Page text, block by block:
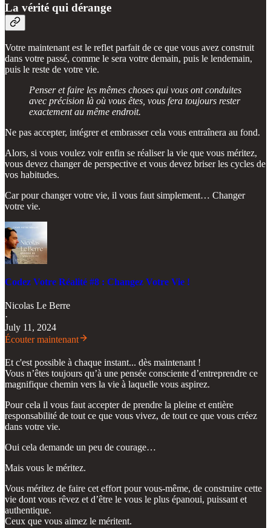
La vérité qui dérange
Votre maintenant est le reflet parfait de ce que vous avez construit
dans votre passé, comme le sera votre demain, puis le lendemain,
puis le reste de votre vie.
Penser et faire les mêmes choses qui vous ont conduites
avec précision là où vous êtes, vous fera toujours rester
exactement au même endroit.
Ne pas accepter, intégrer et embrasser cela vous entraînera au fond.
Alors, si vous voulez voir enfin se réaliser la vie que vous méritez,
vous devez changer de perspective et vous devez briser les cycles de
vos habitudes.
Car pour changer votre vie, il vous faut simplement… Changer
votre vie.
Codez Votre Réalité #8 : Changez Votre Vie !
Nicolas Le Berre
·
July 11, 2024
Écouter maintenant
Et c'est possible à chaque instant... dès maintenant !
Vous n’êtes toujours qu’à une pensée consciente d’entreprendre ce
magnifique chemin vers la vie à laquelle vous aspirez.
Pour cela il vous faut accepter de prendre la pleine et entière
responsabilité de tout ce que vous vivez, de tout ce que vous créez
dans votre vie.
Oui cela demande un peu de courage…
Mais vous le méritez.
Vous méritez de faire cet effort pour vous-même, de construire cette
vie dont vous rêvez et d’être le vous le plus épanoui, puissant et
authentique.
Ceux que vous aimez le méritent.